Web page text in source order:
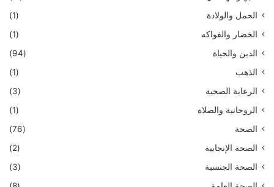
الحمل والولادة
(1)
الخضار والفواكه
(1)
الدين والحياة
(94)
الذهب
(1)
الرعاية الصحية
(3)
الروحانية والصلاة
(1)
الصحة
(76)
الصحة الإنجابية
(2)
الصحة الجنسية
(3)